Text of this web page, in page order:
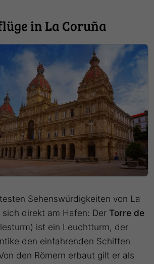
in La Coruña
Sehenswürdigkeiten von La
direkt am Hafen: DerTorre de
ist ein Leuchtturm, der
den einfahrenden Schiffen
den Römern erbaut gilt er als